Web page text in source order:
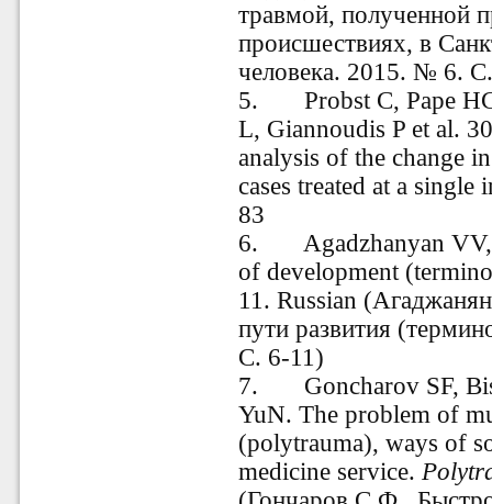
травмой, полученной
происшествиях, в
человека. 2015. № 6.
5.
Probst C, Pape
L, Giannoudis P et al.
analysis of the change
cases treated at a
83
6.
Agadzhanyan
of development
11. Russian
пути развития
С. 6-11)
7.
Goncharov SF,
YuN. The problem of
(polytrauma), ways of
medicine service.